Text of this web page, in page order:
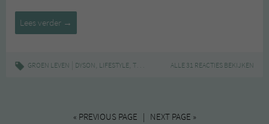
Lees verder Schonere
lucht
huis
→
GROEN LEVEN DYSON, LIFESTYLE, THUIS WONENALLE 31 REACTIES BEKIJKEN
« PREVIOUS PAGE | NEXT PAGE »